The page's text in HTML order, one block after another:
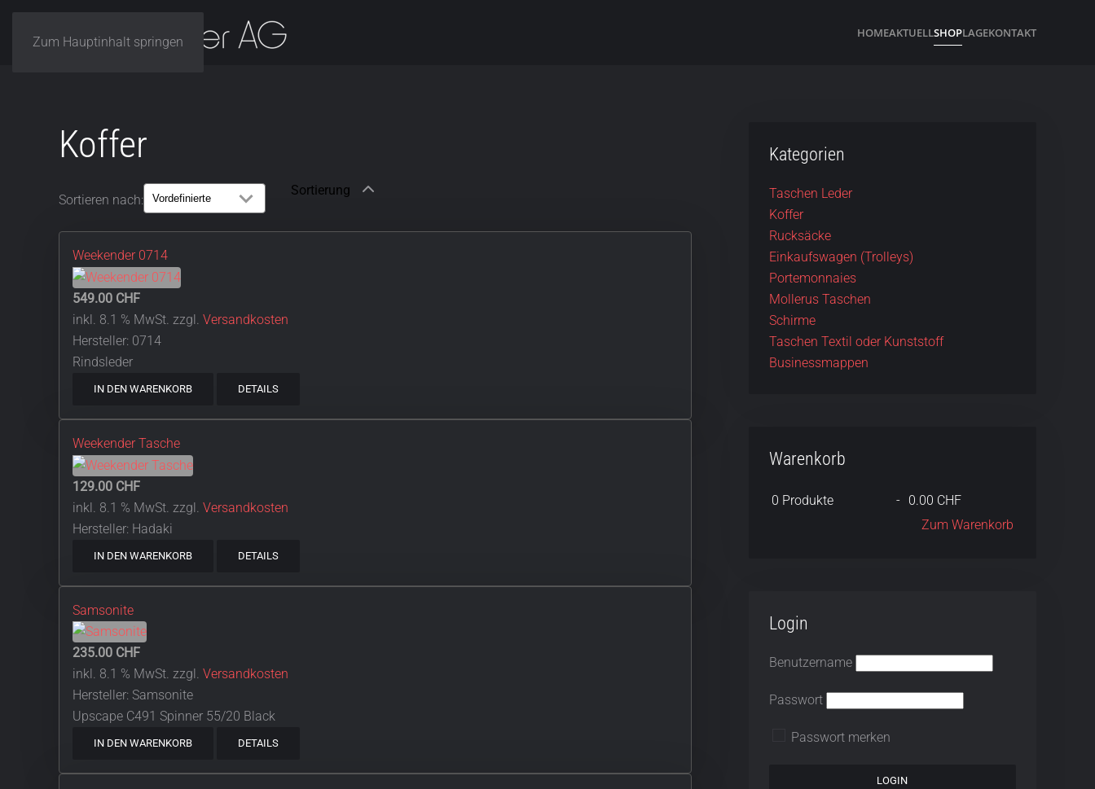
Zum Hauptinhalt springen
HOMEAKTUELLSHOPLAGEKONTAKT
Koffer
Sortieren nach:
Weekender 0714
549.00 CHF
inkl. 8.1 % MwSt. zzgl. Versandkosten
Hersteller: 0714
Rindsleder
IN DEN WARENKORB DETAILS
Weekender Tasche
129.00 CHF
inkl. 8.1 % MwSt. zzgl. Versandkosten
Hersteller: Hadaki
IN DEN WARENKORB DETAILS
Samsonite
235.00 CHF
inkl. 8.1 % MwSt. zzgl. Versandkosten
Hersteller: Samsonite
Upscape C491 Spinner 55/20 Black
IN DEN WARENKORB DETAILS
Kategorien
Taschen Leder
Koffer
Rucksäcke
Einkaufswagen (Trolleys)
Portemonnaies
Mollerus Taschen
Schirme
Taschen Textil oder Kunststoff
Businessmappen
Warenkorb
0 Produkte - 0.00 CHF
Zum Warenkorb
Login
Benutzername
Passwort
Passwort merken